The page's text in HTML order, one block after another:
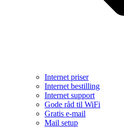
Internet priser
Internet bestilling
Internet support
Gode råd til WiFi
Gratis e-mail
Mail setup